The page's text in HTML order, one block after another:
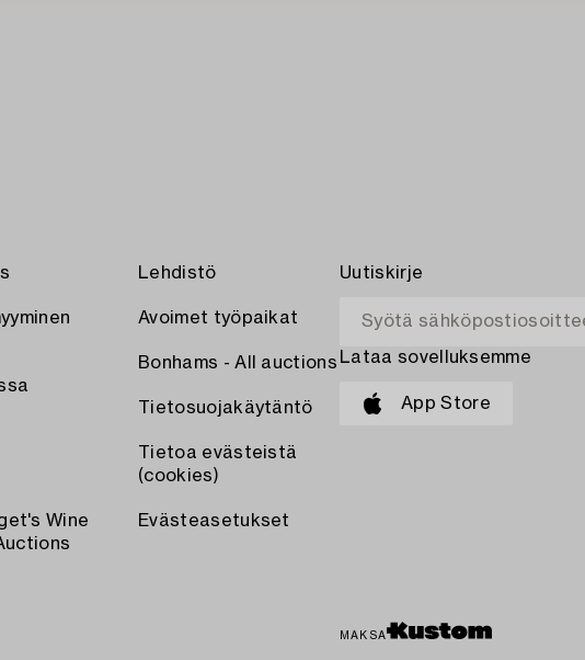
Wine
Lehdistö
Avoimet työpaikat
Bonhams - All auctions
Tietosuojakäytäntö
Tietoa evästeistä
(cookies)
Evästeasetukset
Uutiskirje
Lataa sovelluksemme
App Store
MAKSA